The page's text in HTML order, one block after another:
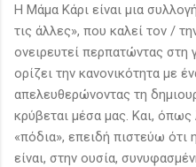
Η Μάμα Κάρι είναι μια
τις άλλες», που καλεί τον /
ονειρευτεί περπατώντας
ορίζει την κανονικότητα με
απελευθερώνοντας τη
κρύβεται μέσα μας. Και, όπως
«πόδια», επειδή πιστεύω ότι
είναι, στην ουσία,